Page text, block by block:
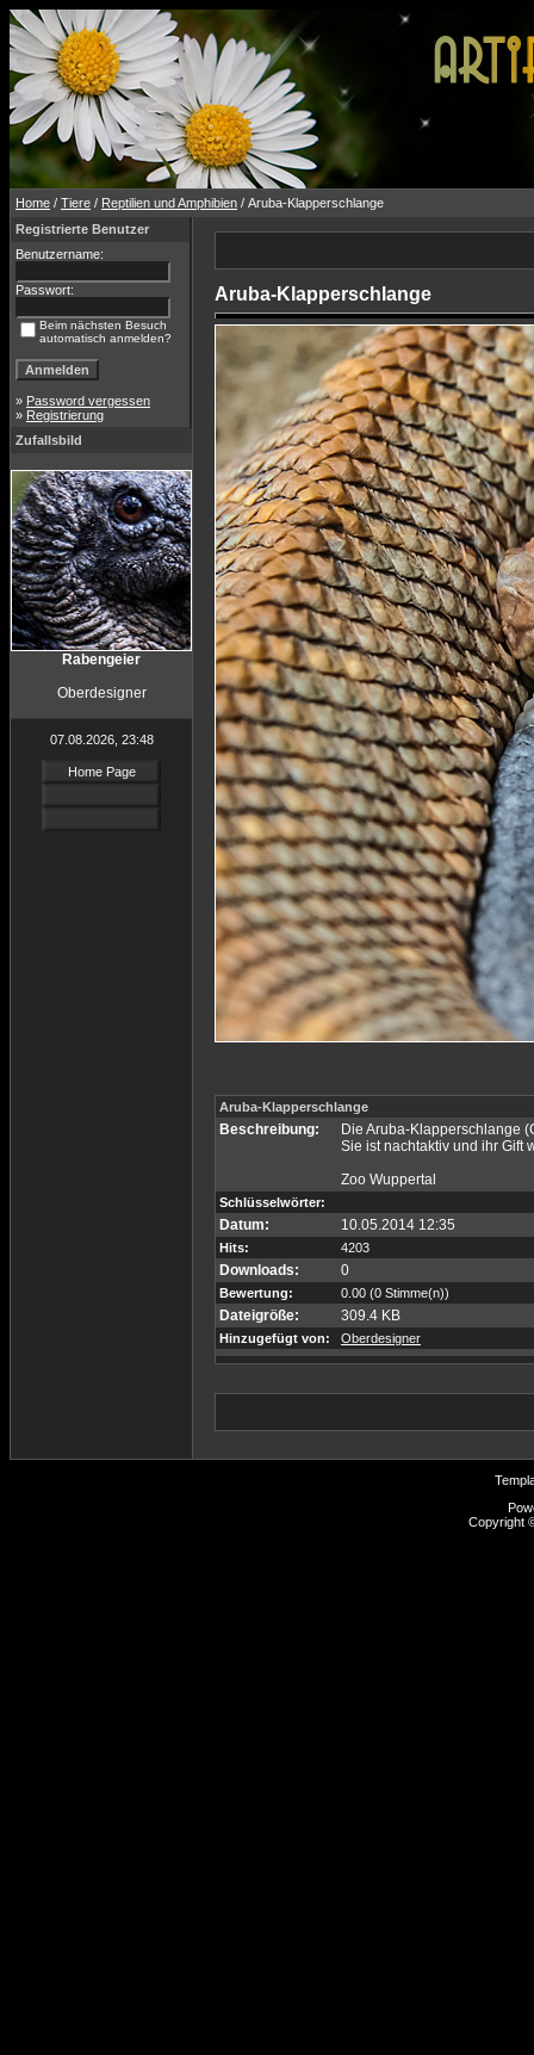
Home / Tiere / Reptilien und Amphibien / Aruba-Klapperschlange
Registrierte Benutzer
Benutzername:
Passwort:
Beim nächsten Besuch
automatisch anmelden?
» Password vergessen
» Registrierung
Zufallsbild
Rabengeier
Oberdesigner
07.08.2026, 23:48
Home Page
Aruba-Klapperschlange
Aruba-Klapperschlange
Beschreibung:
Die Aruba-Klapperschlange
Sie ist nachtaktiv und ihr Gift
Zoo Wuppertal
Schlüsselwörter:
Datum: 10.05.2014 12:35
Hits: 4203
Downloads: 0
Bewertung: 0.00 (0 Stimme(n))
Dateigröße: 309.4 KB
Hinzugefügt von: Oberdesigner
Copyright